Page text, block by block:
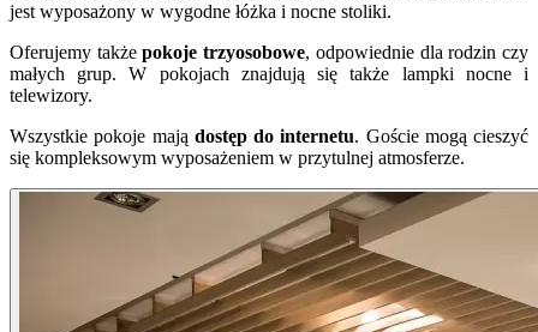
jest wyposażony w wygodne łóżka i nocne stoliki.
Oferujemy takżepokoje trzyosobowe, odpowiednie dla rodzin czy
małych grup. W pokojach znajdują się także lampki nocne i
telewizory.
Wszystkie pokoje mają dostęp do internetu. Goście mogą cieszyć
się kompleksowym wyposażeniem w przytulnej atmosferze.